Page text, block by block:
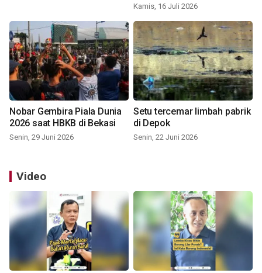
Kamis, 16 Juli 2026
Nobar Gembira Piala Dunia
2026 saat HBKB di Bekasi
Senin, 29 Juni 2026
Setu tercemar limbah pabrik
di Depok
Senin, 22 Juni 2026
Video